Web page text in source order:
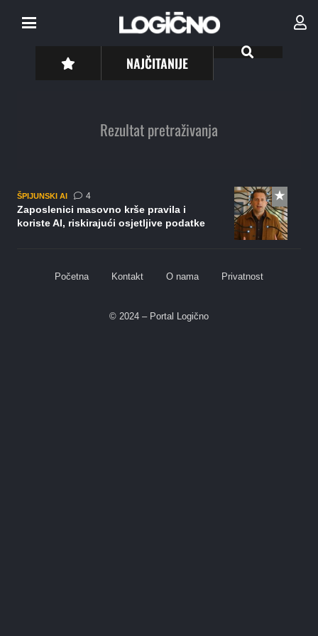
NAJČITANIJE
Rezultat pretraživanja
ŠPIJUNSKI AI 4komentara
Zaposlenici masovno krše pravila i
koriste AI, riskirajući osjetljive podatke
Početna Kontakt O nama Privatnost
© 2024 – Portal Logično